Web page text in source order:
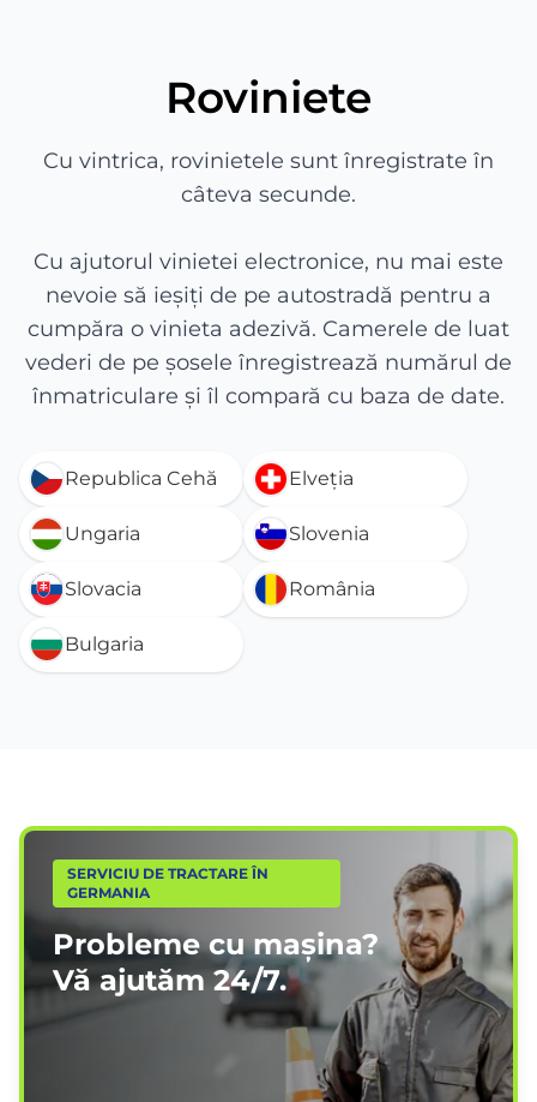
Roviniete
Cu vintrica, rovinietele sunt înregistrate în
câteva secunde.
Cu ajutorul vinietei electronice, nu mai este
nevoie să ieșiți de pe autostradă pentru a
cumpăra o vinieta adezivă. Camerele de luat
vederi de pe șosele înregistrează numărul de
înmatriculare și îl compară cu baza de date.
Republica Cehă Elveția
Ungaria Slovenia
Slovacia România
Bulgaria
SERVICIU DE TRACTARE ÎN
GERMANIA
Probleme cu mașina?
Vă ajutăm24/7.